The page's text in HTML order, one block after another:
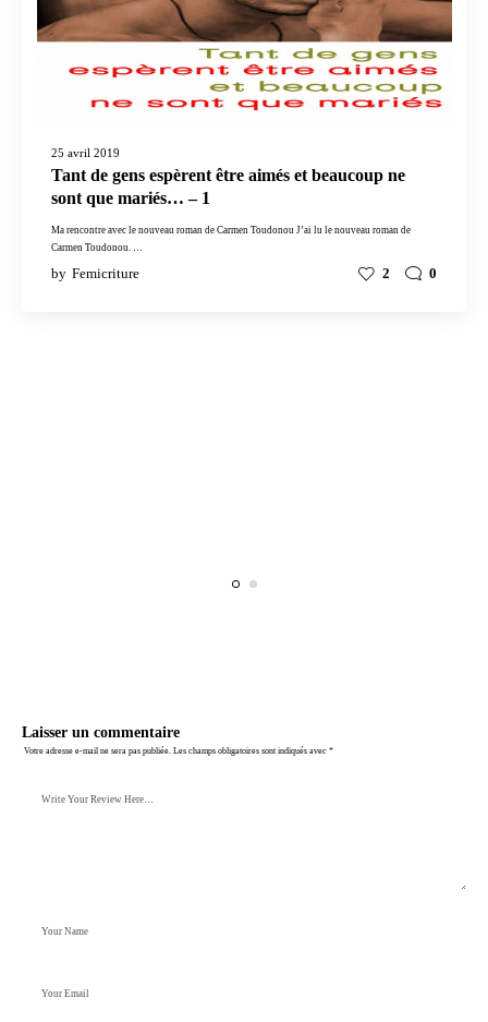
25 avril 2019
Tant de gens espèrent être aimés et beaucoup ne
sont que mariés… – 1
Ma rencontre avec le nouveau roman de Carmen Toudonou J’ai lu le nouveau roman de
Carmen Toudonou. …
by Femicriture 2 0
Laisser un commentaire
Votre adresse e-mail ne sera pas publiée. Les champs obligatoires sont indiqués avec *